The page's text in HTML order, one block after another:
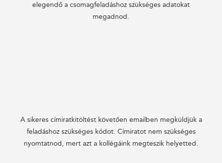
elegendő a csomagfeladáshoz szükséges adatokat
megadnod.
A sikeres címiratkitöltést követően emailben megküldjük a
feladáshoz szükséges kódot. Címiratot nem szükséges
nyomtatnod, mert azt a kollégáink megteszik helyetted.